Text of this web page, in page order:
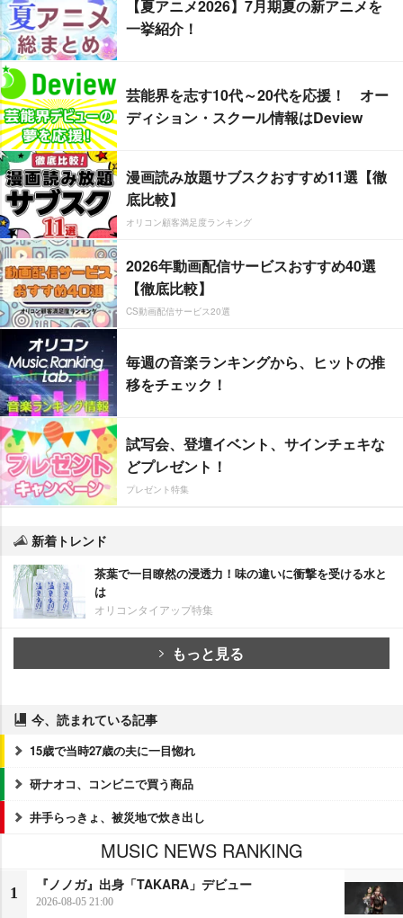
【夏アニメ2026】7月期夏の新アニメを
一挙紹介！
芸能界を志す10代～20代を応援！ オー
ディション・スクール情報はDeview
漫画読み放題サブスクおすすめ11選【徹
底比較】
オリコン顧客満足度ランキング
2026年動画配信サービスおすすめ40選
【徹底比較】
CS動画配信サービス20選
毎週の音楽ランキングから、ヒットの推
移をチェック！
試写会、登壇イベント、サインチェキな
どプレゼント！
プレゼント特集
新着トレンド
茶葉で一目瞭然の浸透力！味の違いに衝撃を受ける水と
は
オリコンタイアップ特集
もっと見る
今、読まれている記事
15歳で当時27歳の夫に一目惚れ
研ナオコ、コンビニで買う商品
井手らっきょ、被災地で炊き出し
MUSIC NEWS RANKING
1
『ノノガ』出身「TAKARA」デビュー
2026-08-05 21:00